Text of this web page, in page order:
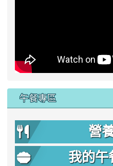
午餐專區
營
我的午